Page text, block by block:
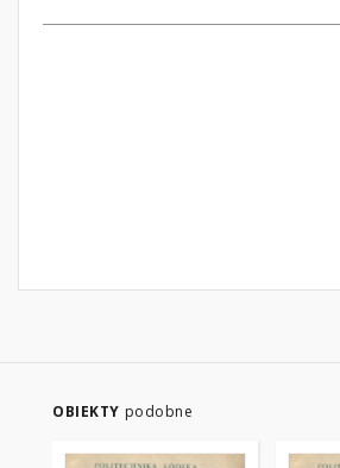
OBIEKTY podobne